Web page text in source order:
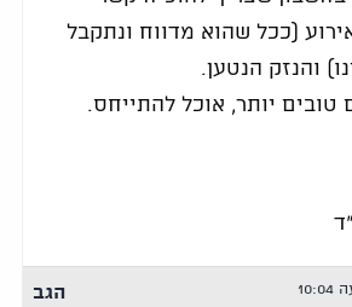
(ככל שהוא מדווח ונתקבל
והנזק הנטען.
יותר, אוכל להתייחס.
הגב